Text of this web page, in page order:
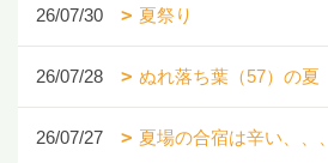
26/07/30 夏祭り
26/07/28 ぬれ落ち葉（57）の夏
26/07/27 夏場の合宿は辛い、、、